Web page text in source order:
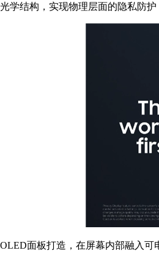
结构，实现物理层面的隐私防护
面板打造，在屏幕内部融入可